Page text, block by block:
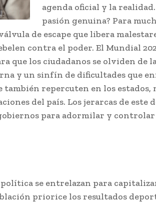
agenda oficial y la
pasión genuina? Para
de escape que libera
contra el poder. El Mundial
que los ciudadanos se olviden de
y un sinfín de dificultades que
también repercuten en los estados,
del país. Los jerarcas de este
para adormilar y
se entrelazan para
priorice los resultados